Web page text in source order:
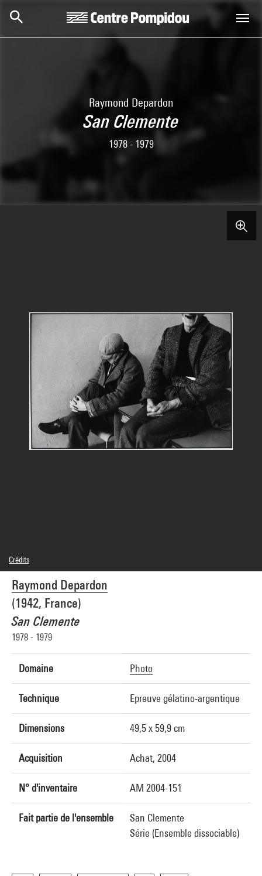
Raymond Depardon
San Clemente
1978 - 1979
Raymond Depardon
(1942, France)
San Clemente
1978 - 1979
Domaine Photo
Technique Epreuve gélatino-argentique
Dimensions 49,5 x 59,9 cm
Acquisition Achat, 2004
N° d'inventaire AM 2004-151
Fait partie de l'ensemble
San Clemente
Série (Ensemble dissociable)
Crédits
© Raymond Depardon / Magnum Photos
Crédit photographique : Centre Pompidou, MNAM-CCI/Georges Meguerditchian/Dist.
GrandPalaisRmn
Réf. image : 4N01075